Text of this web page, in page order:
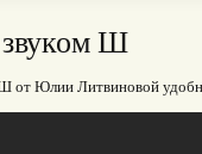
Ш
от Юлии Литвиновой